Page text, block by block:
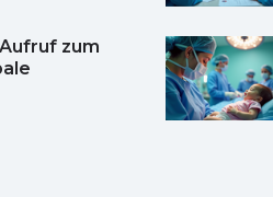
zum